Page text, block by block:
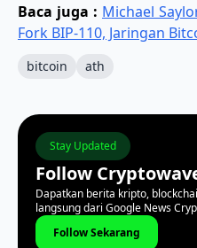
Baca juga : Michael
Fork BIP-110, Jaringan
bitcoin ath
Stay Updated
Follow
Dapatkan berita kripto,
langsung dari Google News
Follow Sekarang